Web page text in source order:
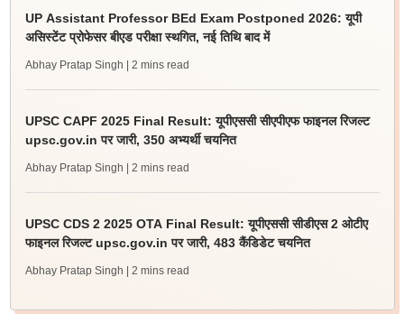
UP Assistant Professor BEd Exam Postponed 2026: यूपी
असिस्टेंट प्रोफेसर बीएड परीक्षा स्थगित, नई तिथि बाद में
Abhay Pratap Singh | 2 mins read
UPSC CAPF 2025 Final Result: यूपीएससी सीएपीएफ फाइनल रिजल्ट
upsc.gov.in पर जारी, 350 अभ्यर्थी चयनित
Abhay Pratap Singh | 2 mins read
UPSC CDS 2 2025 OTA Final Result: यूपीएससी सीडीएस 2 ओटीए
फाइनल रिजल्ट upsc.gov.in पर जारी, 483 कैंडिडेट चयनित
Abhay Pratap Singh | 2 mins read